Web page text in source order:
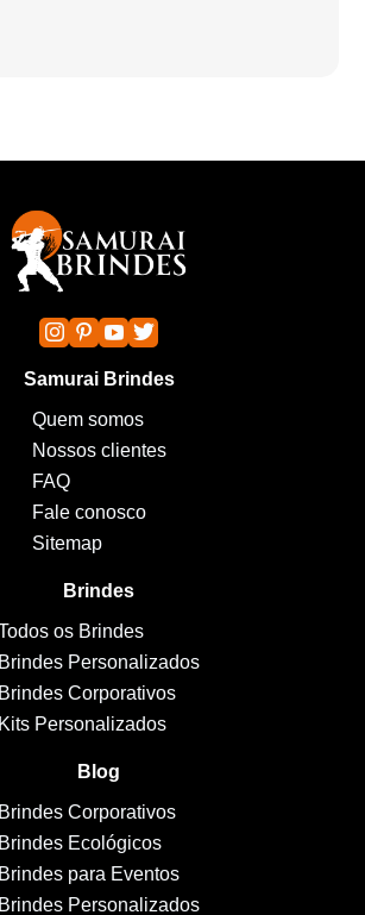
Samurai Brindes
Quem somos
Nossos clientes
FAQ
Fale conosco
Sitemap
Brindes
os Brindes
Brindes Personalizados
Brindes Corporativos
Kits Personalizados
Blog
Brindes Corporativos
Brindes Ecológicos
Brindes para Eventos
Brindes Personalizados